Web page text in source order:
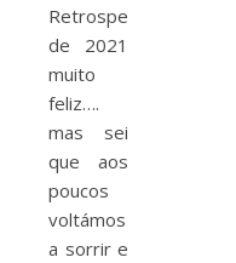
Retrospectiva
de 2021
muito
feliz….
mas sei
que aos
poucos
voltámos
a sorrir e